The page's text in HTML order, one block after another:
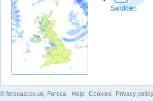
Sandown
© forecast.co.uk , Foreca Help Cookies Privacy policy